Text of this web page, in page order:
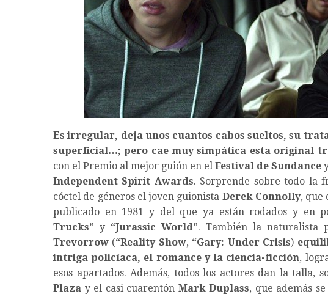
Es irregular, deja unos cuantos cabos sueltos, su
superficial…; pero cae muy simpática esta original
con el Premio al mejor guión en el Festival de Sundance
Independent Spirit Awards. Sorprende sobre todo la
cóctel de géneros el joven guionista Derek Connolly, que
publicado en 1981 y del que ya están rodados y en
Trucks” y “Jurassic World”. También la naturalista
Trevorrow (“Reality Show, “Gary: Under Crisis)
intriga policíaca, el romance y la ciencia-ficción,
esos apartados. Además, todos los actores dan la talla,
Plaza y el casi cuarentón Mark Duplass, que además